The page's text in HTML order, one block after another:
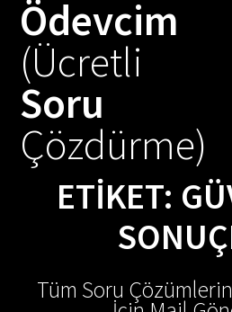
Ödevcim
(Ücretli
Soru
Çözdürme)
ETIKET:
Tüm Soru